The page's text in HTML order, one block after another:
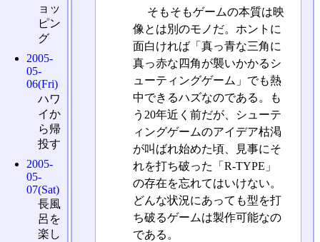
そもそもゲームの本質は映
像とは別のモノだ。ホントに
面白ければ「真っ青な三角に
真っ赤な四角が襲いかかるシ
ューティングゲーム」でも熱
中できるハズなのである。も
う20年近く前だが、シューテ
ィングゲームのアイデア枯渇
が叫ばれ始めた頃、見事にそ
れを打ち破った「R-TYPE」
の存在を忘れてはいけない。
どんな状況にあっても型を打
ち破るゲームは製作可能なの
である。
ョッ
ピン
グ
2005-
05-
06(Fri)
ハワ
イか
ら帰
投す
2005-
05-
07(Sat)
長風
呂を
楽し